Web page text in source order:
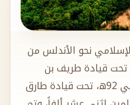
نحو الأندلس من
وفتحها سنة 91ه، تحت قيادة طريف بن
زرعة، ثم غزوها في العام التالي 92ه، تحت قيادة طارق